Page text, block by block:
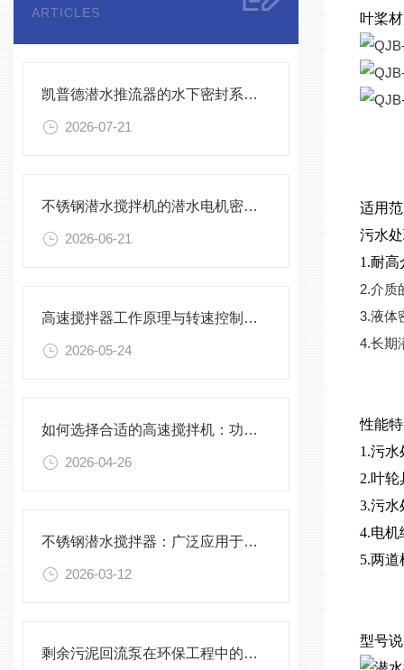
ARTICLES
凯普德潜水推流器的水下密封系统维护全流程指南说明
2026-07-21
不锈钢潜水搅拌机的潜水电机密封与泄漏保护
2026-06-21
高速搅拌器工作原理与转速控制技术分析
2026-05-24
如何选择合适的高速搅拌机：功率、转速、搅拌桨叶与物料适配性分析
2026-04-26
不锈钢潜水搅拌器：广泛应用于污水处理与化学工程
2026-03-12
剩余污泥回流泵在环保工程中的应用前景
叶桨
适用
污水
1.耐
2.介质
3.液体
4.长期
性能
1.污
2.叶
3.污
4.电机
5.两
型号